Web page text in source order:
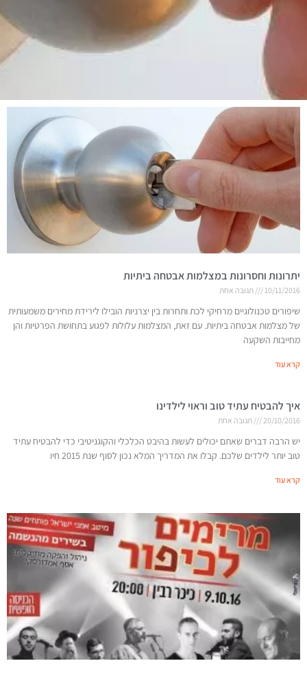
יתרונות וחסרונות במצלמות אבטחה ביתיות
10/11/2016 תגובה אחת
שיפורים טכנולוגיים מרחיקי לכת ותחרות בין יצרניות הובילו לירידת מחירים משמעותית
של מצלמות אבטחה ביתיות. עם זאת, המצלמות עלולות לפגוע בתחושת הפרטיות והן
מחייבות השקעה
קרא עוד
איך להבטיח עתיד טוב וראוי לילדינו
20/10/2016 תגובה אחת
יש הרבה דברים שאתם יכולים לעשות בהיבט הכלכלי והקוגניטיבי כדי להבטיח עתיד
טוב יותר לילדים שלכם. קבלו את המדריך המלא נכון לסוף שנת 2015 חיו
קרא עוד